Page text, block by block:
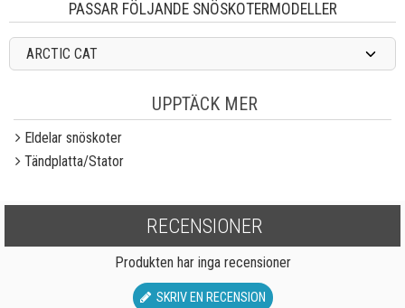
PASSAR FÖLJANDE SNÖSKOTERMODELLER
ARCTIC CAT
UPPTÄCK MER
Eldelar snöskoter
Tändplatta/Stator
RECENSIONER
Produkten har inga recensioner
SKRIV EN RECENSION